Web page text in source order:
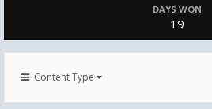
DAYS WON
19
Content Type